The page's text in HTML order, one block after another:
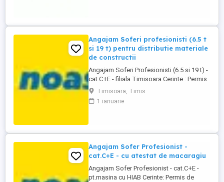
Angajam Soferi profesionisti (6.5 t
si 19 t) pentru distributie materiale
de constructii
Angajam Soferi Profesionisti (6.5 si 19 t) -
cat.C+E - filiala Timisoara Cerinte : Permis
de conducere categoriile C+E; Atestat
pentru transport marfuri generale; Card
tahograf Responsabilitati: Distributie
marfa ...
Timisoara, Timis
1 ianuarie
Angajam Sofer Profesionist -
cat.C+E - cu atestat de macaragiu
Angajam Sofer Profesionist - cat.C+E -
pt.masina cu HIAB Cerinte: Permis de